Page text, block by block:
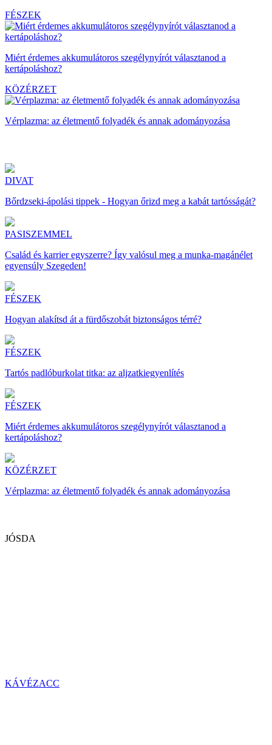
FÉSZEK
Miért érdemes akkumulátoros szegélynyírót választanod a
kertápoláshoz?
KÖZÉRZET
Vérplazma: az életmentő folyadék és annak adományozása
DIVAT
Bőrdzseki-ápolási tippek - Hogyan őrizd meg a kabát tartósságát?
PASISZEMMEL
Család és karrier egyszerre? Így valósul meg a munka-magánélet
egyensúly Szegeden!
FÉSZEK
Hogyan alakítsd át a fürdőszobát biztonságos térré?
FÉSZEK
Tartós padlóburkolat titka: az aljzatkiegyenlítés
FÉSZEK
Miért érdemes akkumulátoros szegélynyírót választanod a
kertápoláshoz?
KÖZÉRZET
Vérplazma: az életmentő folyadék és annak adományozása
JÓSDA
KÁVÉZACC